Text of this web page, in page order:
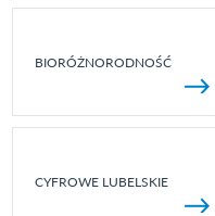
BIORÓŻNORODNOŚĆ
CYFROWE LUBELSKIE